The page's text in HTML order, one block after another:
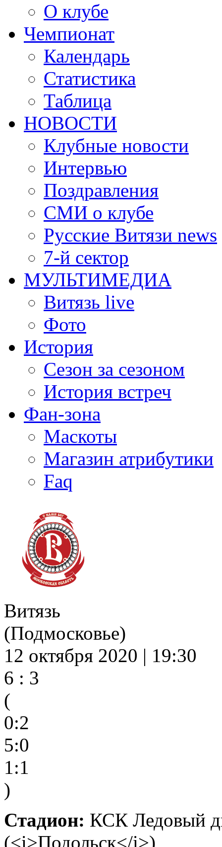
О клубе
Чемпионат
Календарь
Статистика
Таблица
НОВОСТИ
Клубные новости
Интервью
Поздравления
СМИ о клубе
Русские Витязи news
7-й сектор
МУЛЬТИМЕДИА
Витязь live
Фото
История
Сезон за сезоном
История встреч
Фан-зона
Маскоты
Магазин атрибутики
Faq
Витязь
(Подмосковье)
12 октября 2020 | 19:30
6 : 3
(
0:2
5:0
1:1
)
Стадион: КСК Ледовый
(<i>Подольск</i>)